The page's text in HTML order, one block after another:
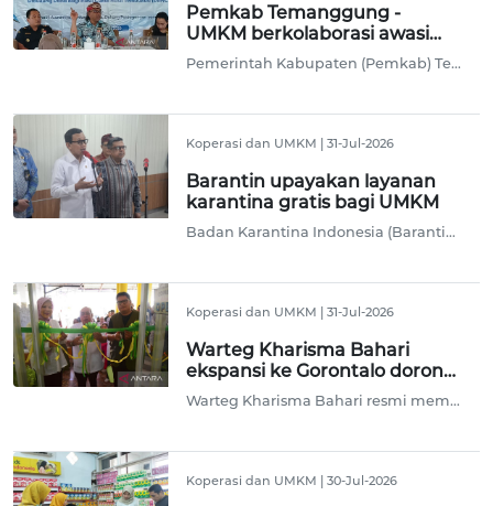
Pemkab Temanggung -
UMKM berkolaborasi awasi
peredaran rokok ilegal
Pemerintah Kabupaten (Pemkab) Temanggung terus memperkuat upaya pemberantasan peredaran rokok ilegal melalui kolaborasi dengan pelaku UMKM serta pedagang pasar Legi Parakan Kabupaten Temanggung, Jawa Tengah.
Koperasi dan UMKM |31-Jul-2026
Barantin upayakan layanan
karantina gratis bagi UMKM
Badan Karantina Indonesia (Barantin) mengupayakan pembebasan biaya layanan karantina bagi pelaku usaha mikro, kecil, dan menengah (UMKM) untuk memperluas akses produk nasional ke pasar ekspor.
Koperasi dan UMKM |31-Jul-2026
Warteg Kharisma Bahari
ekspansi ke Gorontalo dorong
ekonomi lokal
Warteg Kharisma Bahari resmi membuka cabang perdana di Provinsi Gorontalo sebagai upaya memperluas investasi di sektor kuliner sekaligus mendukung pertumbuhan ekonomi daerah.
Koperasi dan UMKM |30-Jul-2026